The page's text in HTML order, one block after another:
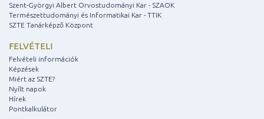
Szent-Györgyi Albert Orvostudományi Kar - SZAOK
Természettudományi és Informatikai Kar - TTIK
SZTE Tanárképző Központ
FELVÉTELI
Felvételi információk
Képzések
Miért az SZTE?
Nyílt napok
Hírek
Pontkalkulátor